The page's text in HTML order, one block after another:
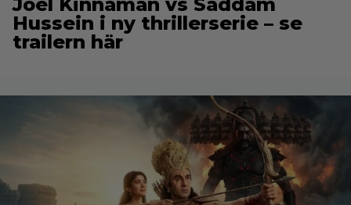
Hussein i ny thrillerserie – se
trailern här